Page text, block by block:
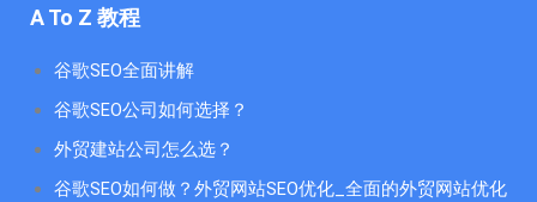
A To Z 教程
谷歌SEO全面讲解
谷歌SEO公司如何选择？
外贸建站公司怎么选？
谷歌SEO如何做？外贸网站SEO优化_全面的外贸网站优化